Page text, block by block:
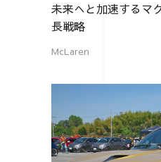
未来へと加速するマ
長戦略
McLaren